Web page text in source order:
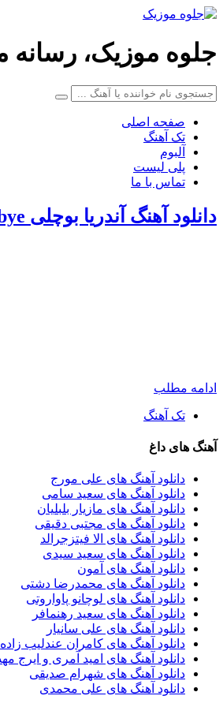
جلوه موزیک،
صفحه اصلی
تک آهنگ
آلبوم
پلی لیست
تماس با ما
دانلود آهنگ آندریا بوچلی Time To Say Goodbye
ادامه مطلب
تک آهنگ
آهنگ های داغ
دانلود آهنگ های علی مورج
دانلود آهنگ های سعید سامی
دانلود آهنگ های مازیار بلبلیان
دانلود آهنگ های مجتبی دقیقی
دانلود آهنگ های الا فیتزجرالد
دانلود آهنگ های سعید سیدی
دانلود آهنگ های آمون
دانلود آهنگ های محمدرضا دشتی
دانلود آهنگ های لوچانو پاواروتی
دانلود آهنگ های سعید رهنمافر
دانلود آهنگ های علی سانیار
دانلود آهنگ های کامران عندلیب زاده
دانلود آهنگ های امید آمری و ایرج
دانلود آهنگ های شهرام صدیقی
دانلود آهنگ های علی محمدی